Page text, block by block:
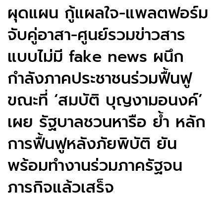
ผุดแผน กู้แผลใจ-แพลตฟอร์ม
จับคู่อาสา-ศูนย์รวมข่าวสาร
แบบไม่มี fake news ผนึก
กำลังภาคประชาชนร่วมฟื้นฟู
ขณะที่ ‘สมบัติ บุญงามอนงค์’
เผย รัฐบาลชวนหารือ ย้ำ หลัก
การฟื้นฟูหลังภัยพิบัติ ยัน
พร้อมทำงานร่วมภาครัฐจน
ภารกิจแล้วเสร็จ